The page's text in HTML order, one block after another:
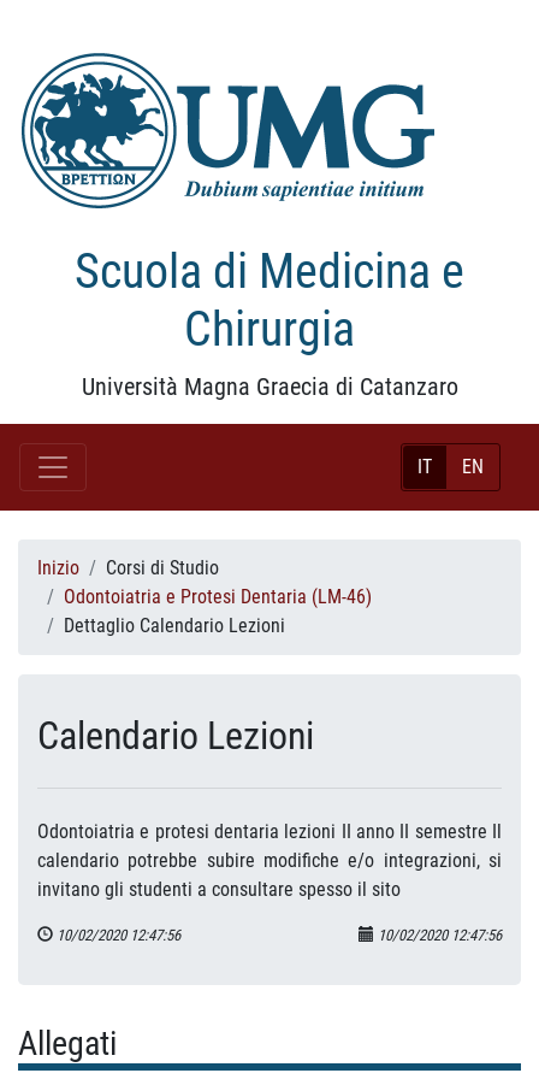
Scuola di Medicina e
Chirurgia
Università Magna Graecia di Catanzaro
IT EN
Inizio
Corsi di Studio
Odontoiatria e Protesi Dentaria (LM-46)
Dettaglio Calendario Lezioni
Calendario Lezioni
Odontoiatria e protesi dentaria lezioni II anno II semestre Il
calendario potrebbe subire modifiche e/o integrazioni, si
invitano gli studenti a consultare spesso il sito
10/02/2020 12:47:56 10/02/2020 12:47:56
Allegati